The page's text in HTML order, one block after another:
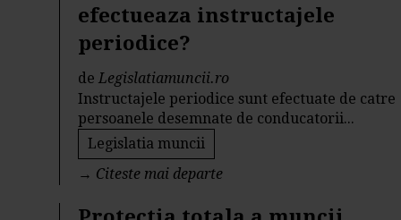
efectueaza instructajele
periodice?
deLegislatiamuncii.ro
Instructajele periodice sunt efectuate de catre
persoanele desemnate de conducatorii...
Legislatia muncii
→ Citeste mai departe